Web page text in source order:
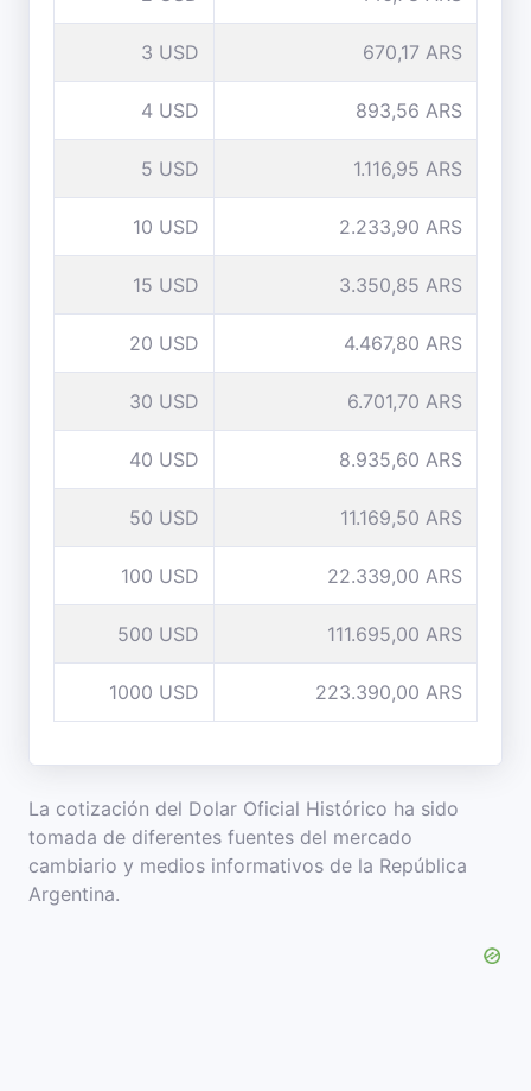
3 USD 670,17 ARS
4 USD 893,56 ARS
5 USD 1.116,95 ARS
10 USD 2.233,90 ARS
15 USD 3.350,85 ARS
20 USD 4.467,80 ARS
30 USD 6.701,70 ARS
40 USD 8.935,60 ARS
50 USD 11.169,50 ARS
100 USD 22.339,00 ARS
500 USD 111.695,00 ARS
1000 USD 223.390,00 ARS
La cotización del Dolar Oficial Histórico ha sido
tomada de diferentes fuentes del mercado
cambiario y medios informativos de la República
Argentina.